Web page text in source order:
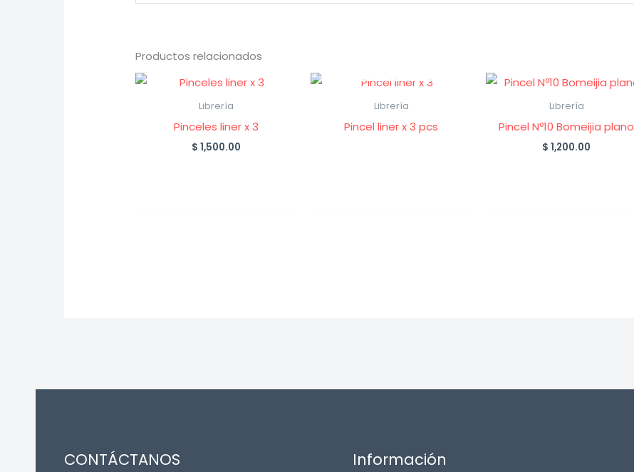
Productos relacionados
Librería
Pinceles liner x 3
$ 1,500.00
Librería
Pincel liner x 3 pcs
Librería
Pincel Nº10 Bomeijia plano
$ 1,200.00
CONTÁCTANOS Información